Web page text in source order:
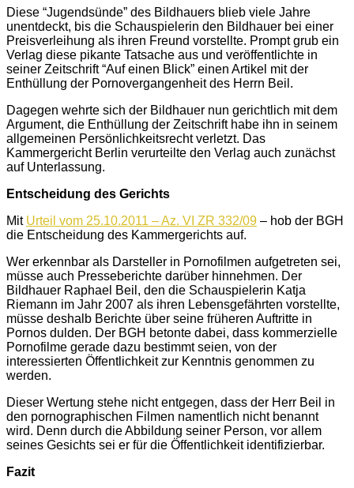
Diese “Jugendsünde” des Bildhauers blieb viele Jahre
unentdeckt, bis die Schauspielerin den Bildhauer bei einer
Preisverleihung als ihren Freund vorstellte. Prompt grub ein
Verlag diese pikante Tatsache aus und veröffentlichte in
seiner Zeitschrift “Auf einen Blick” einen Artikel mit der
Enthüllung der Pornovergangenheit des Herrn Beil.
Dagegen wehrte sich der Bildhauer nun gerichtlich mit dem
Argument, die Enthüllung der Zeitschrift habe ihn in seinem
allgemeinen Persönlichkeitsrecht verletzt. Das
Kammergericht Berlin verurteilte den Verlag auch zunächst
auf Unterlassung.
Entscheidung des Gerichts
Mit Urteil vom 25.10.2011 – Az. VI ZR 332/09 – hob der BGH
die Entscheidung des Kammergerichts auf.
Wer erkennbar als Darsteller in Pornofilmen aufgetreten sei,
müsse auch Presseberichte darüber hinnehmen. Der
Bildhauer Raphael Beil, den die Schauspielerin Katja
Riemann im Jahr 2007 als ihren Lebensgefährten vorstellte,
müsse deshalb Berichte über seine früheren Auftritte in
Pornos dulden. Der BGH betonte dabei, dass kommerzielle
Pornofilme gerade dazu bestimmt seien, von der
interessierten Öffentlichkeit zur Kenntnis genommen zu
werden.
Dieser Wertung stehe nicht entgegen, dass der Herr Beil in
den pornographischen Filmen namentlich nicht benannt
wird. Denn durch die Abbildung seiner Person, vor allem
seines Gesichts sei er für die Öffentlichkeit identifizierbar.
Fazit